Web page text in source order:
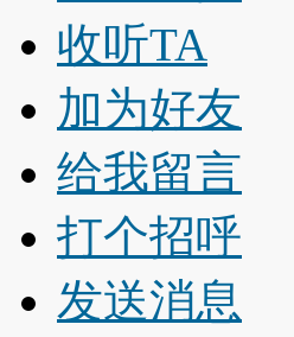
收听TA
加为好友
给我留言
打个招呼
发送消息